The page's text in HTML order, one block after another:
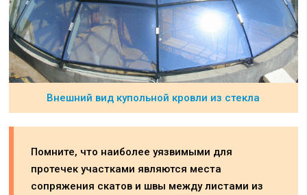
Внешний вид купольной кровли из стекла
Помните, что наиболее уязвимыми для
протечек участками являются места
сопряжения скатов и швы между листами из